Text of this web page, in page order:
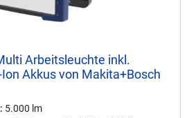
Arbeitsleuchte inkl.
Akkus von Makita+Bosch
5.000 lm